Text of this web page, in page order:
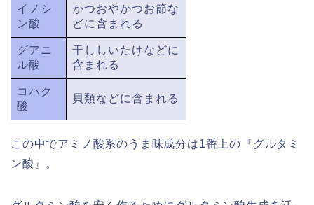
イノシ
ン酸
かつおやかつお節な
どに含まれる
グアニ
ル酸
干ししいたけなどに
含まれる
コハク
酸
貝類などに含まれる
この中でアミノ酸系のうま味成分は1番上の『グルタミ
ン酸』。